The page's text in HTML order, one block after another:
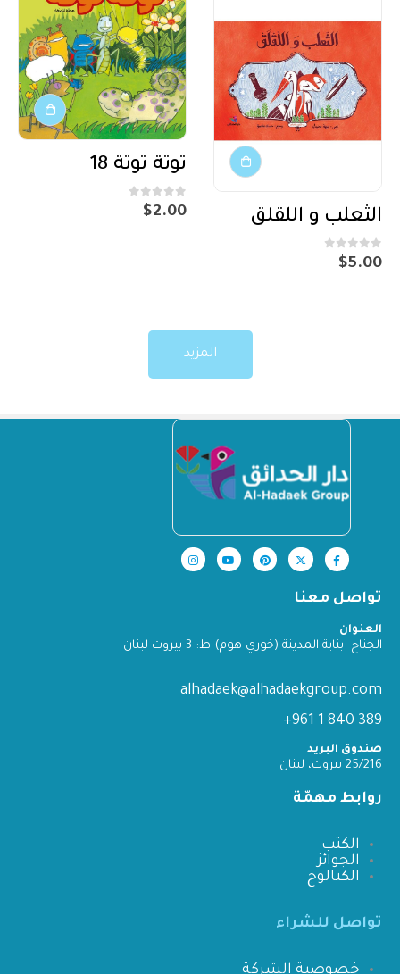
الثعلب و اللقلق
0
out of 5
$5.00
توتة توتة 18
0
out of 5
$2.00
المزيد
تواصل معنا
العنوان
الجناح- بناية المدينة (خوري هوم) ط: 3 بيروت-لبنان
alhadaek@alhadaekgroup.com
389 840 1 961+
صندوق البريد
25/216 بيروت، لبنان
روابط مهمّة
الكتب
الجوائز
الكتالوج
تواصل للشراء
خصوصية الشركة